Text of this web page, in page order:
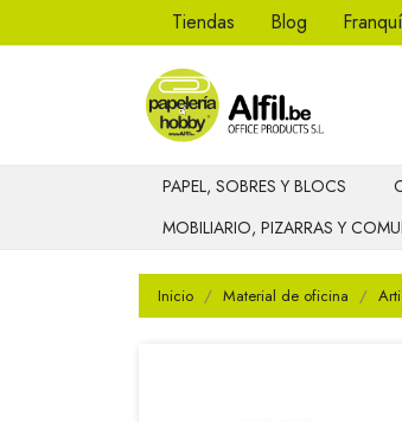
Tiendas Blog
PAPEL, SOBRES Y BLOCS
MOBILIARIO, PIZARRAS Y
Inicio Material de oficina